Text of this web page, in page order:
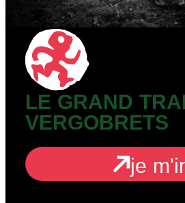
LE GRAND
VERGOBRETS
je